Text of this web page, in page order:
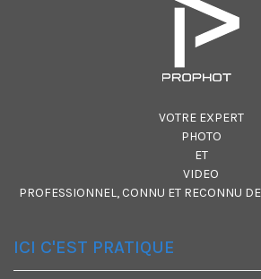
VOTRE EXPERT
PHOTO
ET
VIDEO
PROFESSIONNEL, CONNU ET RECONNU
ICI C'EST PRATIQUE